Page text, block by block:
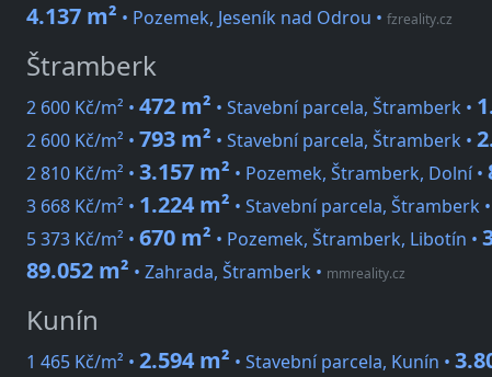
4.137 m² • Pozemek, Jeseník nad Odrou • fzreality.cz
Štramberk
2 600 Kč/m² • 472 m² • Stavební parcela, Štramberk •
2 600 Kč/m² • 793 m² • Stavební parcela, Štramberk •
2 810 Kč/m² • 3.157 m² • Pozemek, Štramberk, Dolní •
3 668 Kč/m² • 1.224 m² • Stavební parcela, Štramberk •
5 373 Kč/m² • 670 m² • Pozemek, Štramberk, Libotín •
89.052 m² • Zahrada, Štramberk • mmreality.cz
Kunín
1 465 Kč/m² • 2.594 m² • Stavební parcela, Kunín •